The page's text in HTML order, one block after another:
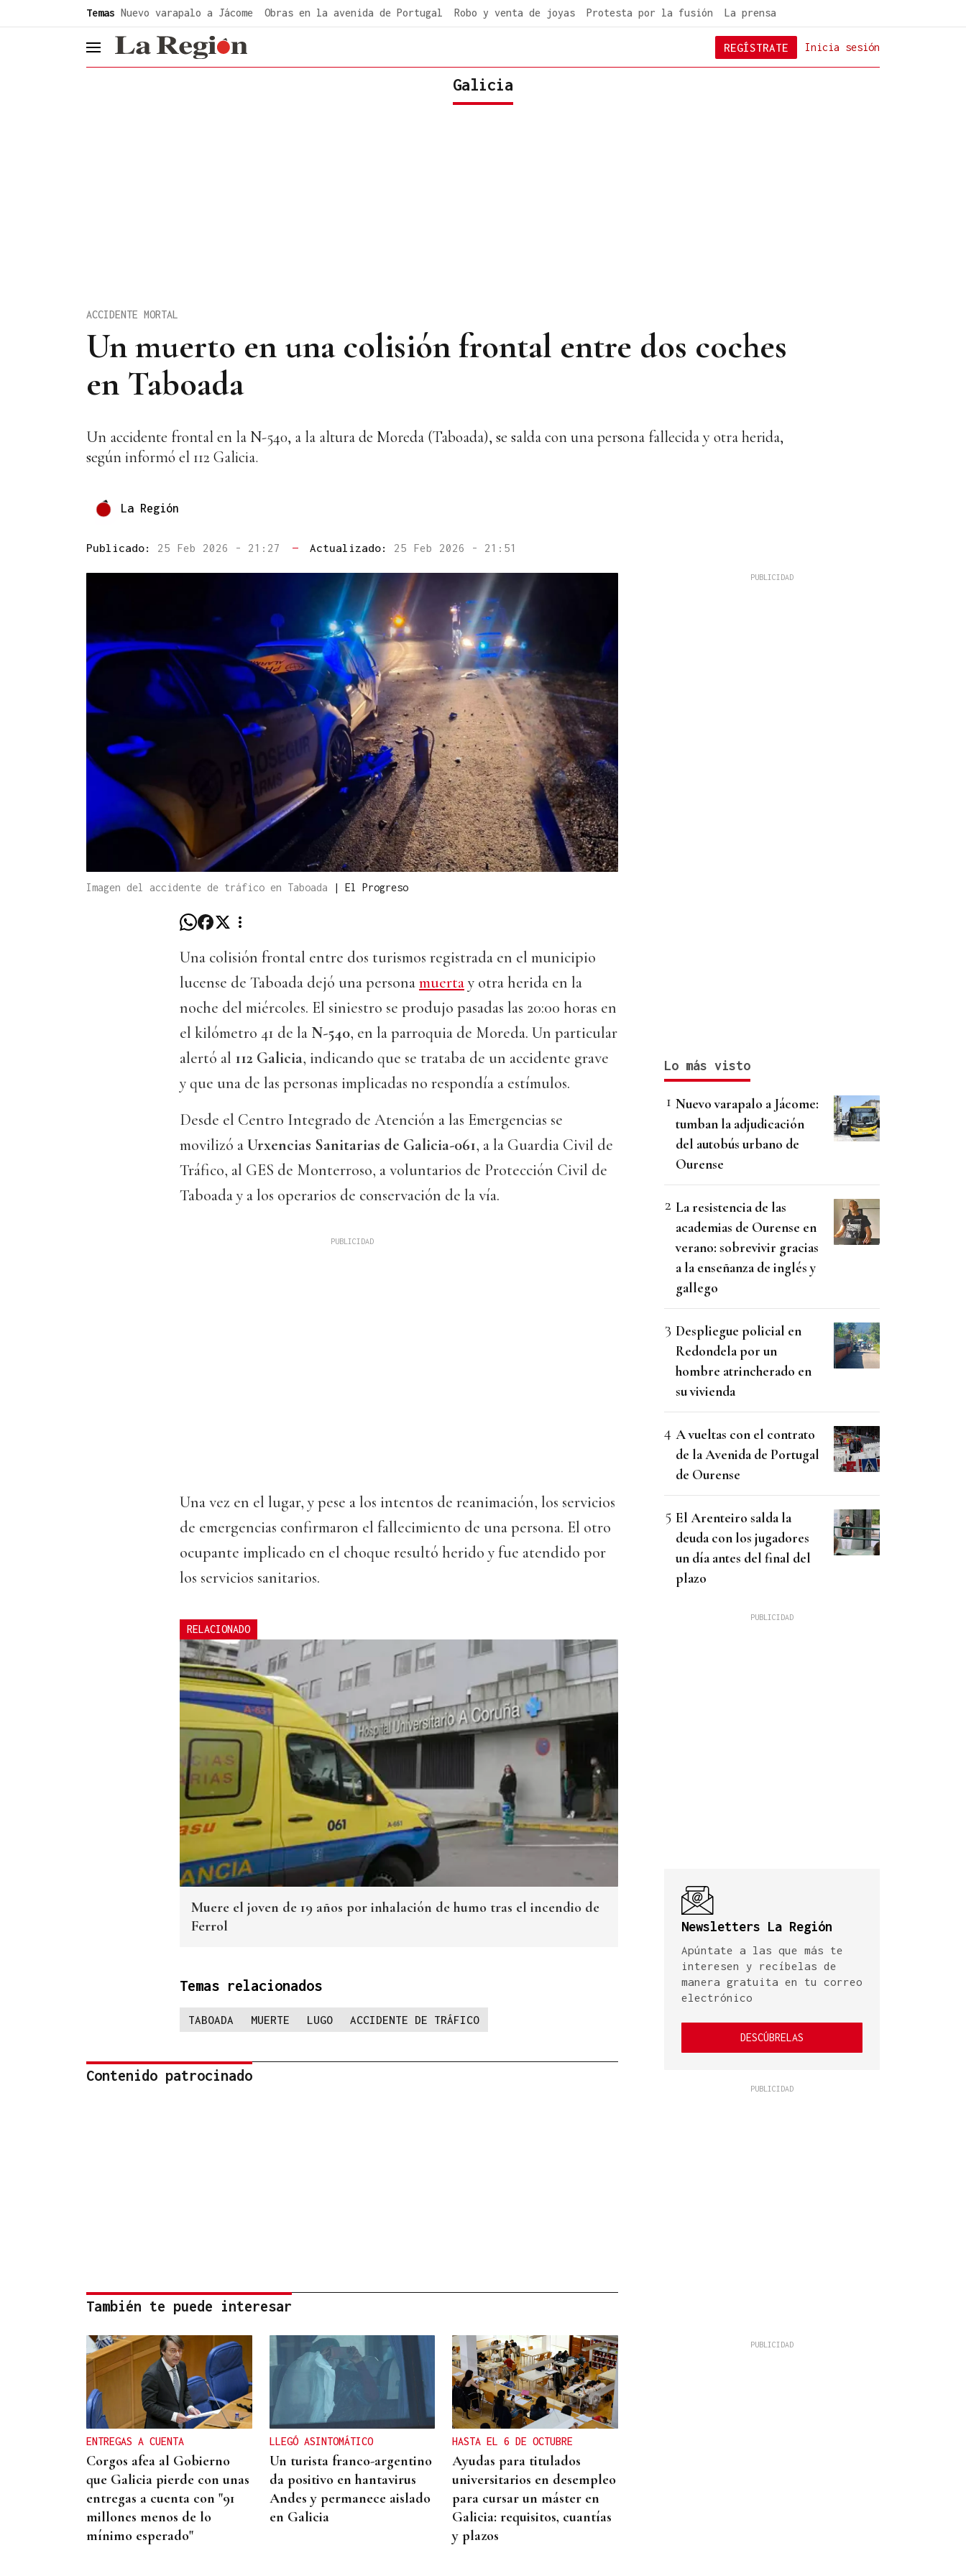
Temas Nuevo varapalo a Jácome Obras en la avenida de Portugal Robo y venta de joyas Protesta por la fusión La prensa
header.menu.open Inicia sesión
REGÍSTRATE
Galicia
Un muerto en una colisión frontal entre dos coches
en Taboada
ACCIDENTE MORTAL
Un accidente frontal en la N-540, a la altura de Moreda (Taboada), se salda con una persona fallecida y otra herida,
según informó el 112 Galicia.
La Región
Publicado: 25 Feb 2026 - 21:27 — Actualizado: 25 Feb 2026 - 21:51
Imagen del accidente de tráfico en Taboada | El Progreso
Una colisión frontal entre dos turismos registrada en el municipio
lucense de Taboada dejó una personamuertay otra herida en la
noche del miércoles. El siniestro se produjo pasadas las 20:00 horas en
el kilómetro 41 de la N-540, en la parroquia de Moreda. Un particular
alertó al 112 Galicia, indicando que se trataba de un accidente grave
y que una de las personas implicadas no respondía a estímulos.
Desde el Centro Integrado de Atención a las Emergencias se
movilizó aUrxencias Sanitarias de Galicia-061, a la Guardia Civil de
Tráfico, al GES de Monterroso, a voluntarios de Protección Civil de
Taboada y a los operarios de conservación de la vía.
Una vez en el lugar, y pese a los intentos de reanimación, los servicios
de emergencias confirmaron el fallecimiento de una persona. El otro
ocupante implicado en el choque resultó herido y fue atendido por
los servicios sanitarios.
RELACIONADO
Muere el joven de 19 años por inhalación de humo tras el incendio de
Ferrol
Temas relacionados
TABOADA MUERTE LUGO ACCIDENTE DE TRÁFICO
Contenido patrocinado
También te puede interesar
ENTREGAS A CUENTA
Corgos afea al Gobierno
que Galicia pierde con unas
entregas a cuenta con "91
millones menos de lo
mínimo esperado"
LLEGÓ ASINTOMÁTICO
Un turista franco-argentino
da positivo en hantavirus
Andes y permanece aislado
en Galicia
HASTA EL 6 DE OCTUBRE
Ayudas para titulados
universitarios en desempleo
para cursar un máster en
Galicia: requisitos, cuantías
y plazos
Lo más visto
Nuevo varapalo a Jácome:
tumban la adjudicación
del autobús urbano de
Ourense
La resistencia de las
academias de Ourense en
verano: sobrevivir gracias
a la enseñanza de inglés y
gallego
Despliegue policial en
Redondela por un
hombre atrincherado en
su vivienda
A vueltas con el contrato
de la Avenida de Portugal
de Ourense
El Arenteiro salda la
deuda con los jugadores
un día antes del final del
plazo
Newsletters La Región
Apúntate a las que más te
interesen y recíbelas de
manera gratuita en tu correo
electrónico
DESCÚBRELAS